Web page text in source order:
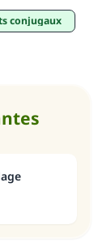
conjugaux